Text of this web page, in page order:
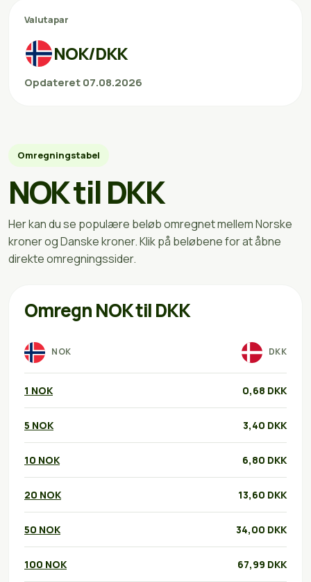
Valutapar
NOK/DKK
Opdateret 07.08.2026
Omregningstabel
NOK til DKK
Her kan du se populære beløb omregnet mellem Norske
kroner og Danske kroner. Klik på beløbene for at åbne
direkte omregningssider.
Omregn NOK til DKK
NOK DKK
1 NOK 0,68 DKK
5 NOK 3,40 DKK
10 NOK 6,80 DKK
20 NOK 13,60 DKK
50 NOK 34,00 DKK
100 NOK 67,99 DKK